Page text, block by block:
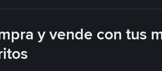
y vende con tus